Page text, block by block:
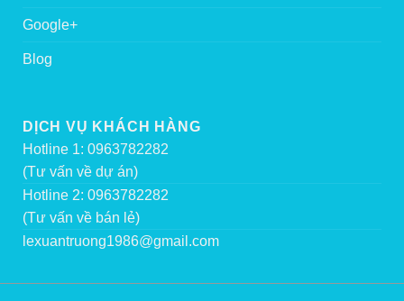
Google+
Blog
DỊCH VỤ KHÁCH HÀNG
Hotline 1: 0963782282
(Tư vấn về dự án)
Hotline 2: 0963782282
(Tư vấn về bán lẻ)
lexuantruong1986@gmail.com